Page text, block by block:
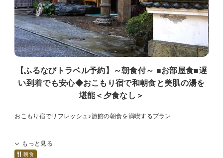
車・・・・東京から約2時間 熱海・伊豆・箱根まで約30分
電車・・・JR東海道線湯河原 下車 バス・タクシーで約５分
【ふるなびトラベル予約】～朝食付～ ■お部屋食■遅
い到着でも安心◆おこもり宿で和朝食と美肌の湯を
堪能＜夕食なし＞
おこもり宿でリフレッシュ♪旅館の朝食を満喫するプラン
遅い到着の方や、宿の外でお食事を楽しみたい方におススメ。
旅館の朝ごはんをご堪能ください！
もっと見る
朝食